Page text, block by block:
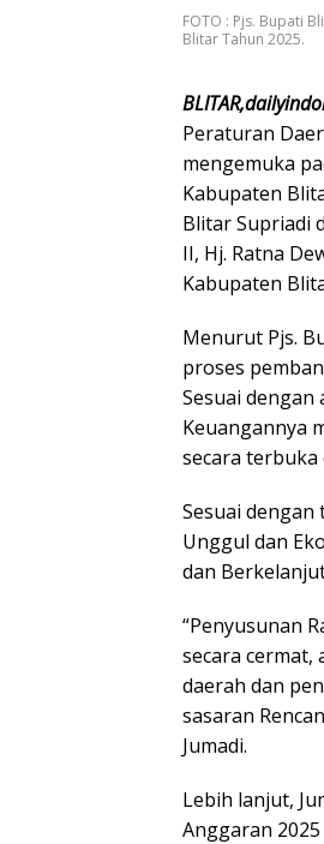
FOTO : Pjs. Bupati
Blitar Tahun 2025.
Peraturan
mengemuka
Kabupaten
Blitar Supriadi
II, Hj. Ratna
Kabupaten
Menurut Pjs.
proses
Sesuai
Keuangannya
secara
Sesuai dengan
Unggul dan
dan
“Penyusunan
secara cermat,
daerah dan
sasaran
Jumadi.
Lebih lanjut,
Anggaran